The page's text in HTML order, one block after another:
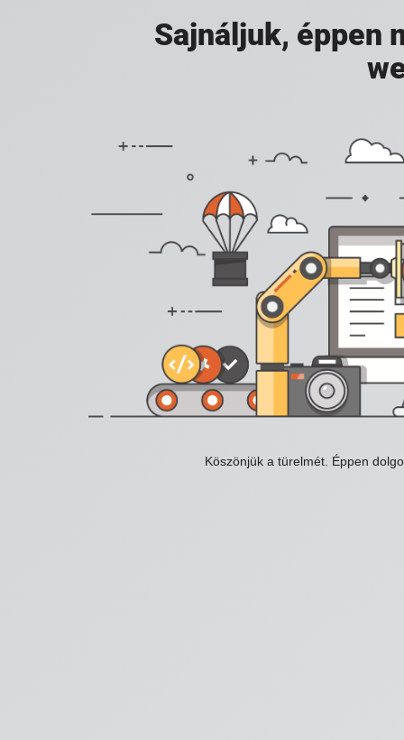
Sajnáljuk, éppen
Köszönjük a türelmét. Éppen